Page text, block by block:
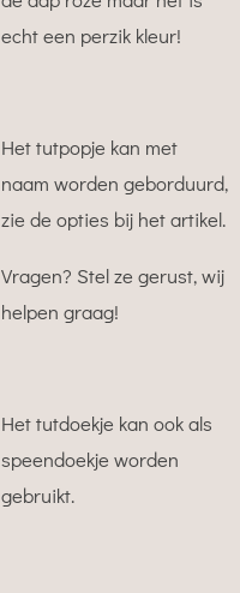
echt een perzik kleur!
Het tutpopje kan met
naam worden geborduurd,
zie de opties bij het artikel.
Vragen? Stel ze gerust, wij
helpen graag!
Het tutdoekje kan ook als
speendoekje worden
gebruikt.